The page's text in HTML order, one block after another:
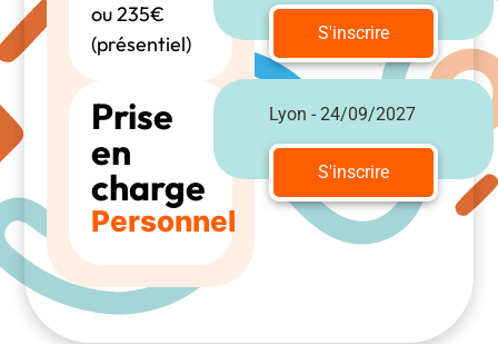
ou 235€
(présentiel)
Prise
en
charge
Personnel
S'inscrire
Lyon - 24/09/2027
S'inscrire